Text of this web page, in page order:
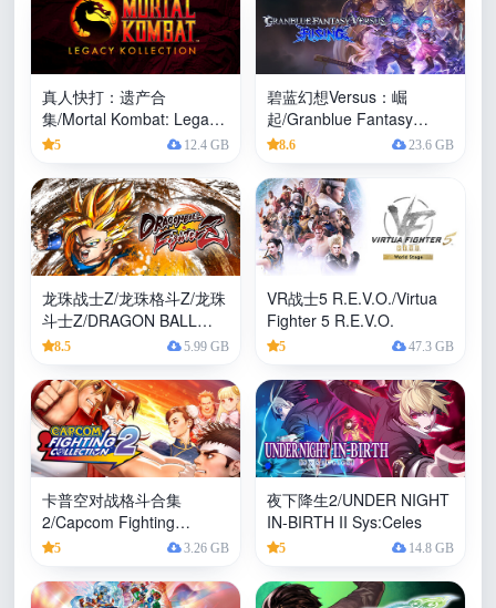
真人快打：遗产合
集/Mortal Kombat: Legacy
Kollection
5 12.4 GB
碧蓝幻想Versus：崛
起/Granblue Fantasy
Versus: Rising
8.6 23.6 GB
龙珠战士Z/龙珠格斗Z/龙珠
斗士Z/DRAGON BALL
FighterZ
8.5 5.99 GB
VR战士5 R.E.V.O./Virtua
Fighter 5 R.E.V.O.
5 47.3 GB
卡普空对战格斗合集
2/Capcom Fighting
Collection 2
5 3.26 GB
夜下降生2/UNDER NIGHT
IN-BIRTH II Sys:Celes
5 14.8 GB